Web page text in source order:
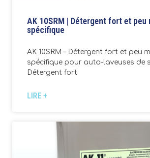
AK 10SRM | Détergent fort et peu
spécifique
AK 10SRM – Détergent fort et peu
spécifique pour auto-laveuses de
Détergent fort
LIRE +